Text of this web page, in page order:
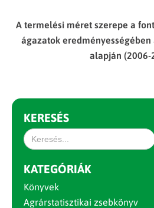
A termelési méret szerepe a
ágazatok
alapján (2006-
KERESÉS
Search
for:
KATEGÓRIÁK
Könyvek
Agrárstatisztikai zsebkönyv